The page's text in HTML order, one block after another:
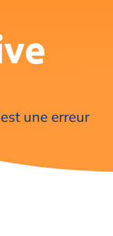
une erreur